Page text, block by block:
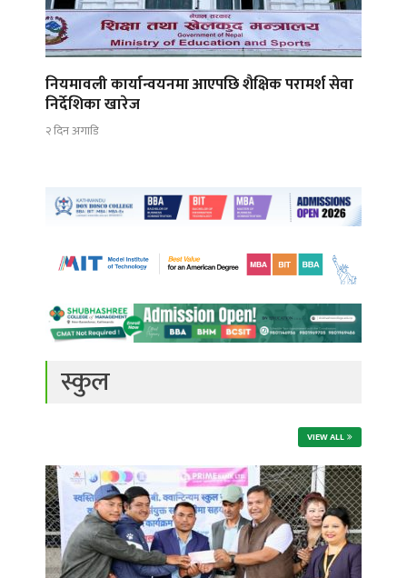
नियमावली कार्यान्वयनमा आएपछि शैक्षिक परामर्श सेवा
निर्देशिका खारेज
२ दिन अगाडि
स्कुल
VIEW ALL